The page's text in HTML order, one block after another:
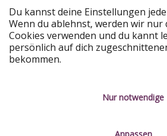
Unsere Gruppe
HolidayPirates Group
Lerne uns kennen
Du kannst deine Einstellungen
Wenn du ablehnst, werden wir nur
Cookies verwenden und du kannt
persönlich auf dich
bekommen.
Nur notwendige